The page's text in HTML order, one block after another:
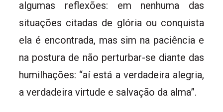
algumas reflexões: em nenhuma das
situações citadas de glória ou conquista
ela é encontrada, mas sim na paciência e
na postura de não perturbar-se diante das
humilhações: “aí está a verdadeira alegria,
a verdadeira virtude e salvação da alma”.